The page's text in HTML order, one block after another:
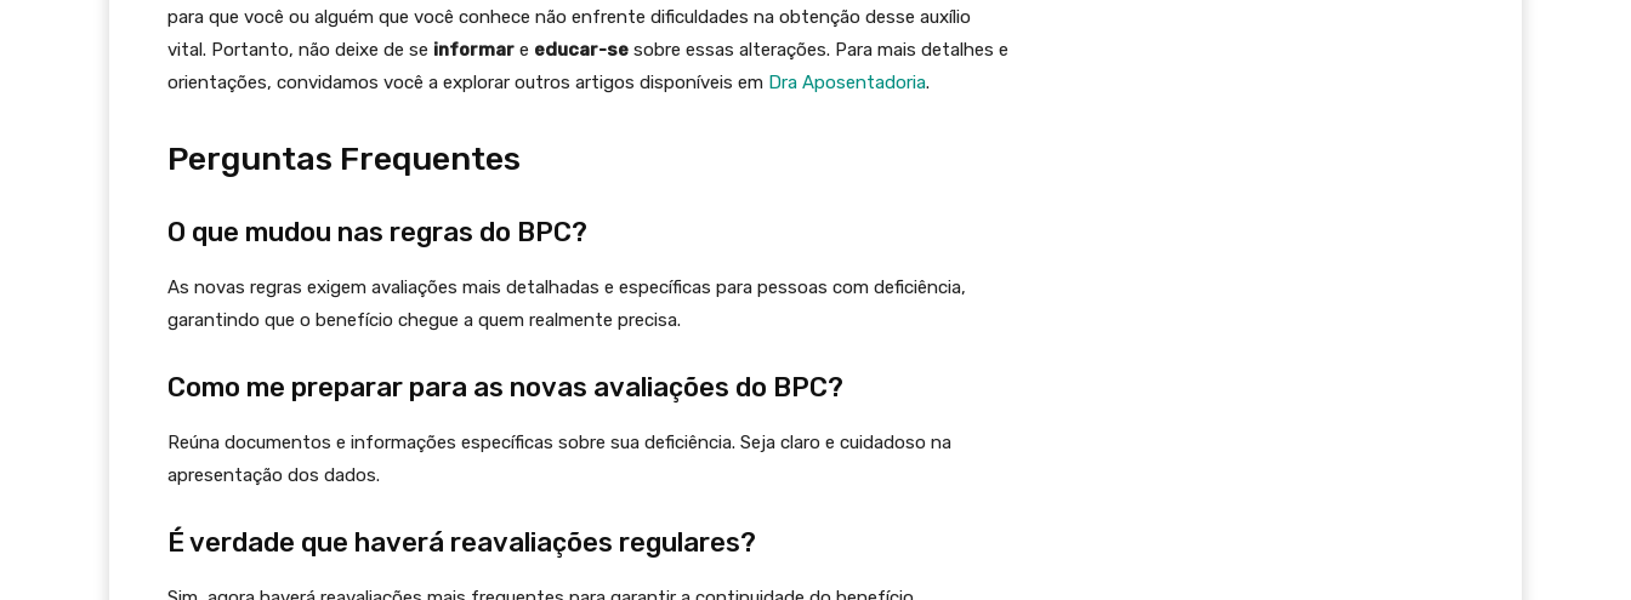
para que você ou alguém que você conhece não enfrente dificuldades na obtenção desse auxílio
vital. Portanto, não deixe de se informar e educar-se sobre essas alterações. Para mais detalhes e
orientações, convidamos você a explorar outros artigos disponíveis em Dra Aposentadoria.
Perguntas Frequentes
O que mudou nas regras do BPC?
As novas regras exigem avaliações mais detalhadas e específicas para pessoas com deficiência,
garantindo que o benefício chegue a quem realmente precisa.
Como me preparar para as novas avaliações do BPC?
Reúna documentos e informações específicas sobre sua deficiência. Seja claro e cuidadoso na
apresentação dos dados.
É verdade que haverá reavaliações regulares?